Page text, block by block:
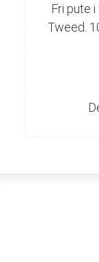
Fri pute
Tweed.